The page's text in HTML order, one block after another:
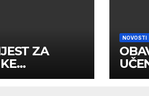
ZA
U I
NOVOSTI